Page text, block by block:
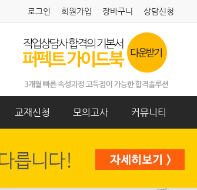
로그인 회원가입 장바구니 상담신청
교재신청 모의고사 커뮤니티